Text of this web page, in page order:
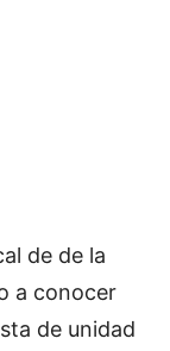
de de la
a conocer
de unidad